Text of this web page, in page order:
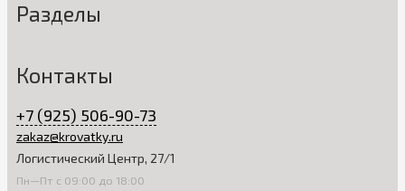
Разделы
Контакты
+7 (925) 506-90-73
zakaz@krovatky.ru
Логистический Центр, 27/1
Пн—Пт с 09:00 до 18:00